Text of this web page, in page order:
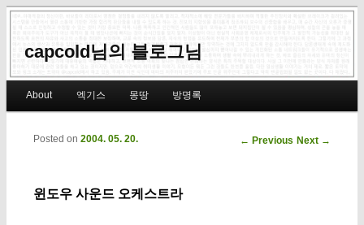
capcold님의 블로그님
Skip to primary content
Skip to secondary content
About 엑기스 몽땅 방명록
Post navigation
← Previous Next →
윈도우 사운드 오케스트라
Posted on 2004. 05. 20.